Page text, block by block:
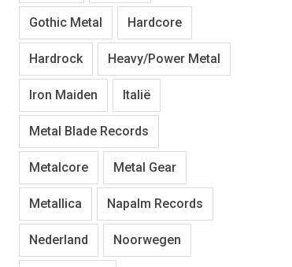
Gothic Metal Hardcore
Hardrock Heavy/Power Metal
Iron Maiden Italië
Metal Blade Records
Metalcore Metal Gear
Metallica Napalm Records
Nederland Noorwegen